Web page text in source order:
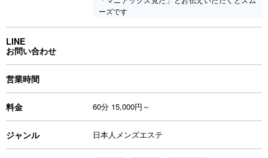
ーズです
LINE
お問い合わせ
営業時間
料金 60分 15,000円～
ジャンル 日本人メンズエステ